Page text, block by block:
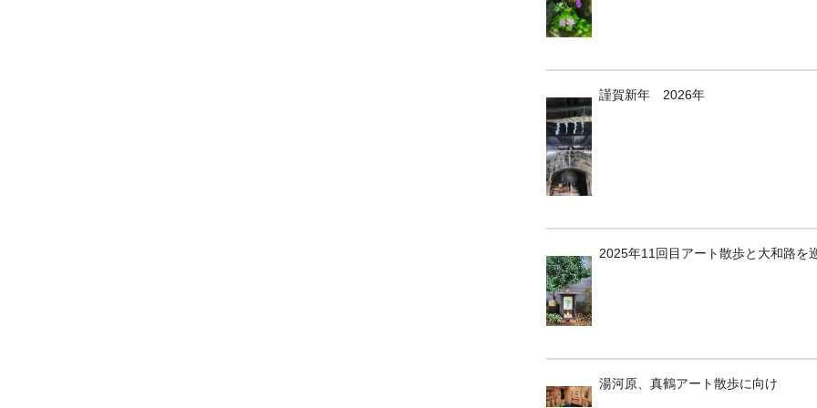
謹賀新年 2026年
2025年11回目アート散歩と大和路を
湯河原、真鶴アート散歩に向け